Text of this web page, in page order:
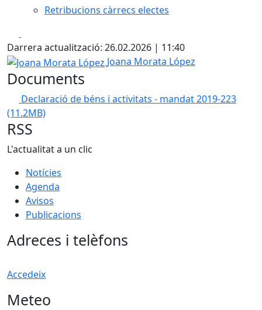
Retribucions càrrecs electes
Darrera actualització: 26.02.2026 | 11:40
Joana Morata López
Joana Morata López
Documents
Declaració de béns i activitats - mandat 2019-223
(11.2MB)
RSS
L'actualitat a un clic
Notícies
Agenda
Avisos
Publicacions
Adreces i telèfons
Accedeix
Meteo